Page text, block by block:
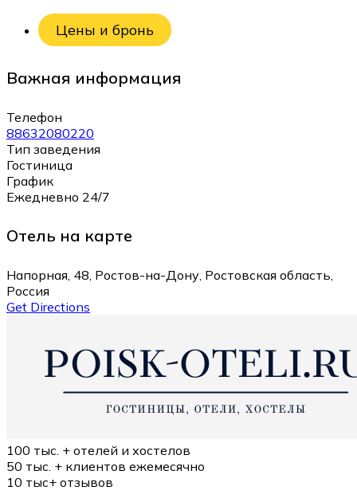
Цены и бронь
Важная информация
Телефон
88632080220
Тип заведения
Гостиница
График
Ежедневно 24/7
Отель на карте
Напорная, 48, Ростов-на-Дону, Ростовская область,
Россия
Get Directions
100 тыс. + отелей и хостелов
50 тыс. + клиентов ежемесячно
10 тыс+ отзывов